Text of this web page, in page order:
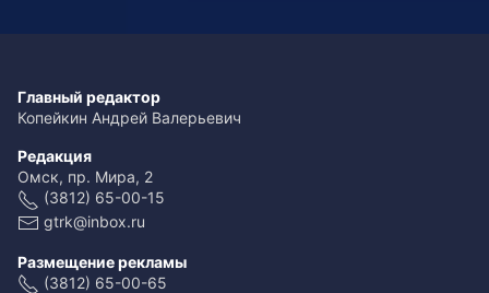
Главный редактор
Копейкин Андрей Валерьевич
Редакция
Омск, пр. Мира, 2
(3812) 65-00-15
gtrk@inbox.ru
Размещение рекламы
(3812) 65-00-65